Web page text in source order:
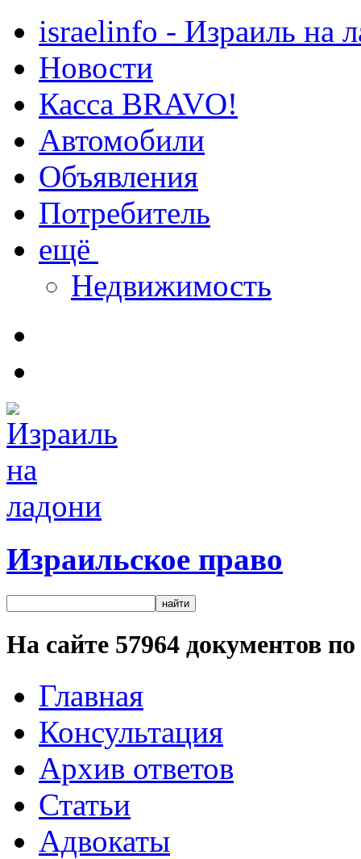
israelinfo - Израиль на
Новости
Касса BRAVO!
Автомобили
Объявления
Потребитель
ещё
Недвижимость
Израильское право
На сайте 57964 документов
Главная
Консультация
Архив ответов
Статьи
Адвокаты